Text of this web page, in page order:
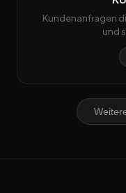
Kundenanfragen
und